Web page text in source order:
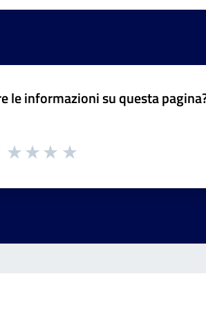
le informazioni su questa